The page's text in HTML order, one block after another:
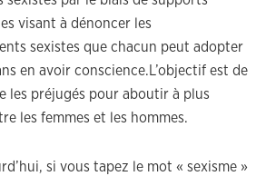
visant à dénoncer les
sexistes que chacun peut adopter
en avoir conscience.L’objectif est de
les préjugés pour aboutir à plus
les femmes et les hommes.
si vous tapez le mot « sexisme »